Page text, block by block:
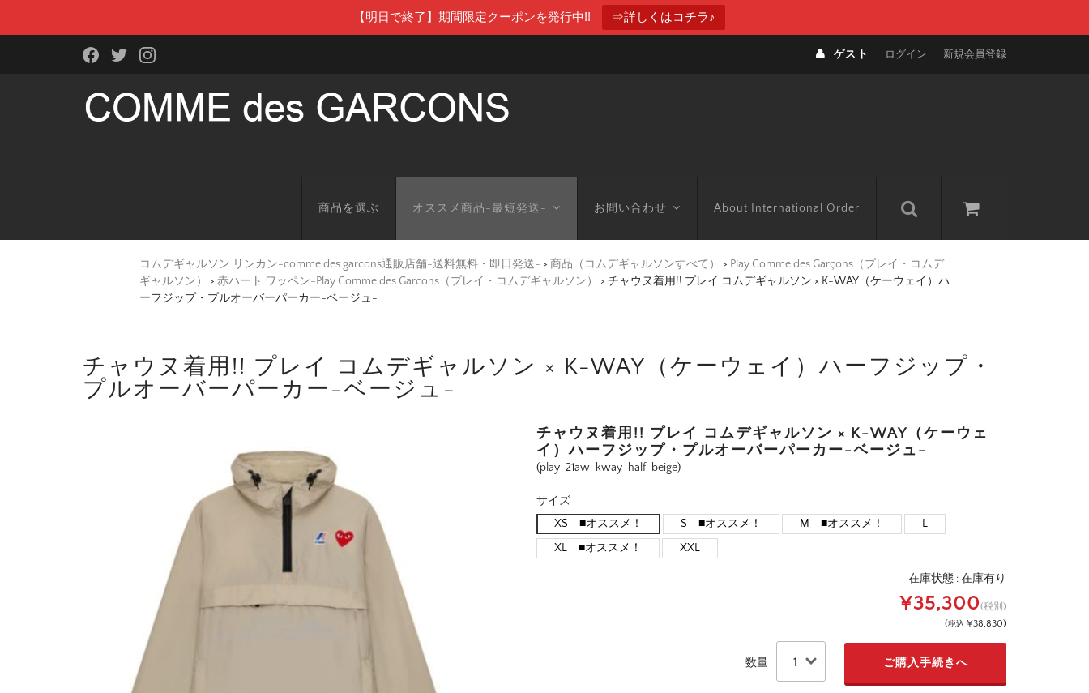
【明日で終了】期間限定クーポンを発行中!! ⇒詳しくはコチラ♪
ゲスト ログイン 新規会員登録
商品を選ぶ オススメ商品-最短発送- お問い合わせ About International Order
コムデギャルソン リンカン-comme des garcons通販店舗-送料無料・即日発送- > 商品（コムデギャルソンすべて） > Play Comme des Garçons（プレイ・コムデ
ギャルソン）
> 赤ハート ワッペン-Play Comme des Garcons（プレイ・コムデギャルソン） > チャウヌ着用!! プレイ コムデギャルソン × K-WAY（ケーウェイ）ハ
ーフジップ・プルオーバーパーカー-ベージュ-
チャウヌ着用!! プレイ コムデギャルソン × K-WAY（ケーウェイ）ハーフジップ・
プルオーバーパーカー-ベージュ-
チャウヌ着用!! プレイ コムデギャルソン × K-WAY（ケーウェ
イ）ハーフジップ・プルオーバーパーカー-ベージュ-
(play-21aw-kway-half-beige)
サイズ
XS ■オススメ！
S ■オススメ！ M ■オススメ！
L
XL ■オススメ！
XXL
在庫状態 :在庫有り
¥35,300(税別)
(税込 ¥38,830)
数量